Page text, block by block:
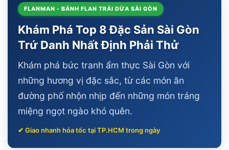
FLANMAN - BÁNH FLAN TRÁI DỪA SÀI GÒN
Khám Phá Top 8 Đặc Sản Sài Gòn
Trứ Danh Nhất Định Phải Thử
Khám phá bức tranh ẩm thực Sài Gòn với
những hương vị đặc sắc, từ các món ăn
đường phố nhộn nhịp đến những món tráng
miệng ngọt ngào khó quên.
✔ Giao nhanh hỏa tốc tại TP.HCM trong ngày